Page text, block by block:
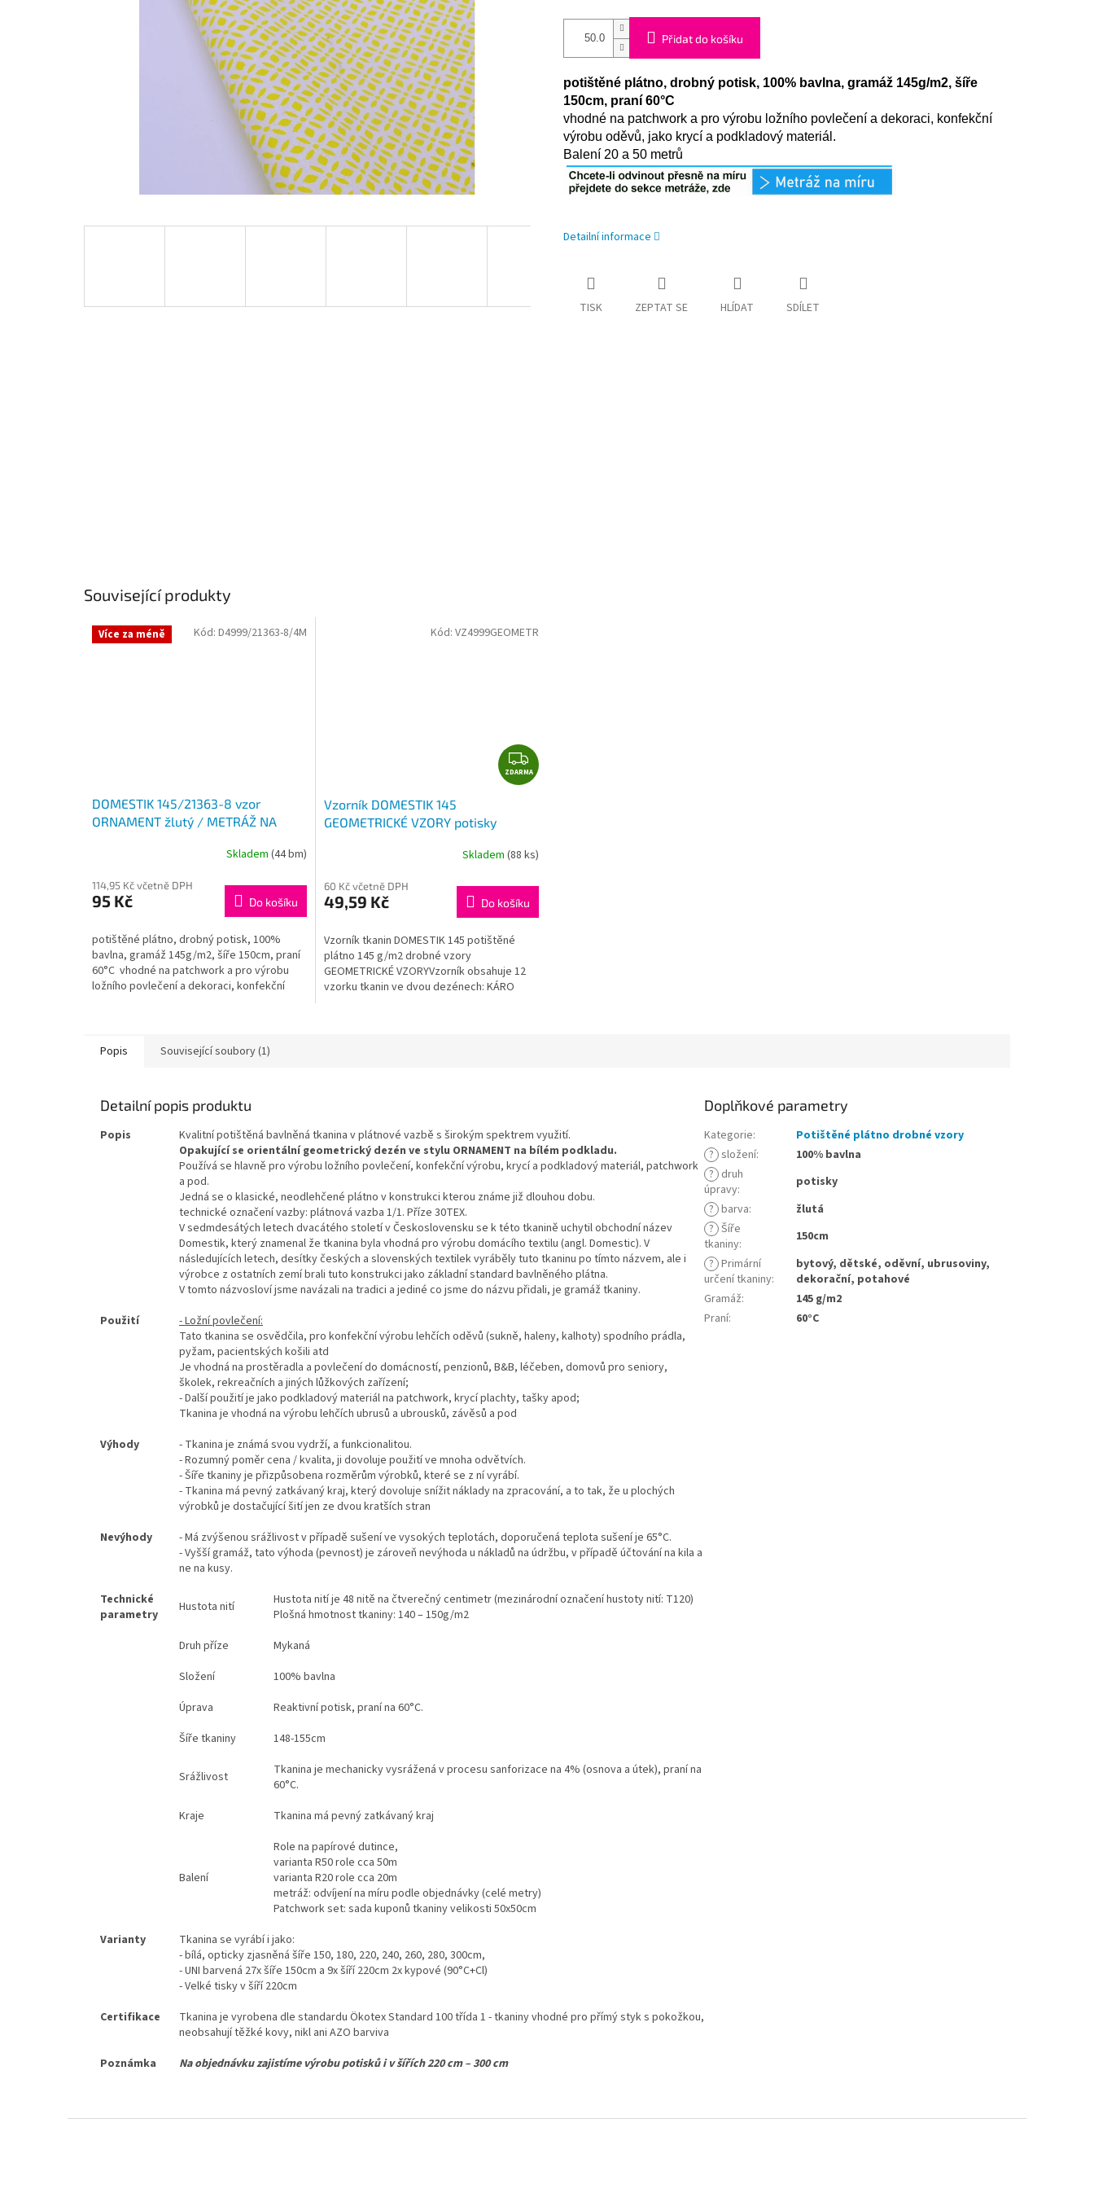
Přidat do košíku
potištěné plátno, drobný potisk, 100% bavlna, gramáž 145g/m2, šíře
150cm, praní 60°C
vhodné na patchwork a pro výrobu ložního povlečení a dekoraci, konfekční
výrobu oděvů, jako krycí a podkladový materiál.
Balení 20 a 50 metrů
Detailní informace
TISK ZEPTAT SE HLÍDAT SDÍLET
Související produkty
Více za méně
DOMESTIK 145/21363-8 vzor
ORNAMENT žlutý / METRÁŽ NA
Skladem (44 bm)
114,95 Kč včetně DPH
95 Kč Do košíku
potištěné plátno, drobný potisk, 100%
bavlna, gramáž 145g/m2, šíře 150cm, praní
60°C vhodné na patchwork a pro výrobu
ložního povlečení a dekoraci, konfekční
Kód: D4999/21363-8/4M
Z
D
A
ZDARMA
Vzorník DOMESTIK 145
GEOMETRICKÉ VZORY potisky
Skladem (88 ks)
60 Kč včetně DPH
49,59 Kč Do košíku
Vzorník tkanin DOMESTIK 145 potištěné
plátno 145 g/m2 drobné vzory
GEOMETRICKÉ VZORYVzorník obsahuje 12
vzorku tkanin ve dvou dezénech: KÁRO
Kód: VZ4999GEOMETR
Popis Související soubory (1)
Detailní popis produktu
Popis
Kvalitní potištěná bavlněná tkanina v plátnové vazbě s širokým spektrem využití.
Opakující se orientální geometrický dezén ve stylu ORNAMENT na bílém podkladu.
Používá se hlavně pro výrobu ložního povlečení, konfekční výrobu, krycí a podkladový materiál, patchwork
a pod.
Jedná se o klasické, neodlehčené plátno v konstrukci kterou známe již dlouhou dobu.
technické označení vazby: plátnová vazba 1/1. Příze 30TEX.
V sedmdesátých letech dvacátého století v Československu se k této tkanině uchytil obchodní název
Domestik, který znamenal že tkanina byla vhodná pro výrobu domácího textilu (angl. Domestic). V
následujících letech, desítky českých a slovenských textilek vyráběly tuto tkaninu po tímto názvem, ale i
výrobce z ostatních zemí brali tuto konstrukci jako základní standard bavlněného plátna.
V tomto názvosloví jsme navázali na tradici a jediné co jsme do názvu přidali, je gramáž tkaniny.
Použití
- Ložní povlečení:
Tato tkanina se osvědčila, pro konfekční výrobu lehčích oděvů (sukně, haleny, kalhoty) spodního prádla,
pyžam, pacientských košili atd
Je vhodná na prostěradla a povlečení do domácností, penzionů, B&B, léčeben, domovů pro seniory,
školek, rekreačních a jiných lůžkových zařízení;
- Další použití je jako podkladový materiál na patchwork, krycí plachty, tašky apod;
Tkanina je vhodná na výrobu lehčích ubrusů a ubrousků, závěsů a pod
Výhody
- Tkanina je známá svou vydrží, a funkcionalitou.
- Rozumný poměr cena / kvalita, ji dovoluje použití ve mnoha odvětvích.
- Šíře tkaniny je přizpůsobena rozměrům výrobků, které se z ní vyrábí.
- Tkanina má pevný zatkávaný kraj, který dovoluje snížit náklady na zpracování, a to tak, že u plochých
výrobků je dostačující šití jen ze dvou kratších stran
Nevýhody
- Má zvýšenou srážlivost v případě sušení ve vysokých teplotách, doporučená teplota sušení je 65°C.
- Vyšší gramáž, tato výhoda (pevnost) je zároveň nevýhoda u nákladů na údržbu, v případě účtování na kila a
ne na kusy.
Technické
parametry
Hustota nití
Hustota nití je 48 nitě na čtverečný centimetr (mezinárodní označení hustoty nití: T120)
Plošná hmotnost tkaniny: 140 – 150g/m2
Druh příze
Mykaná
Složení
100% bavlna
Úprava
Reaktivní potisk, praní na 60°C.
Šíře tkaniny
148-155cm
Srážlivost
Tkanina je mechanicky vysrážená v procesu sanforizace na 4% (osnova a útek), praní na
60°C.
Kraje
Tkanina má pevný zatkávaný kraj
Balení
Role na papírové dutince,
varianta R50 role cca 50m
varianta R20 role cca 20m
metráž: odvíjení na míru podle objednávky (celé metry)
Patchwork set: sada kuponů tkaniny velikosti 50x50cm
Varianty
Tkanina se vyrábí i jako:
- bílá, opticky zjasněná šíře 150, 180, 220, 240, 260, 280, 300cm,
- UNI barvená 27x šíře 150cm a 9x šíří 220cm 2x kypové (90°C+Cl)
- Velké tisky v šíří 220cm
Certifikace
Tkanina je vyrobena dle standardu Ökotex Standard 100 třída 1 - tkaniny vhodné pro přímý styk s pokožkou,
neobsahují těžké kovy, nikl ani AZO barviva
Poznámka
Na objednávku zajistíme výrobu potisků i v šířích 220 cm – 300 cm
Doplňkové parametry
Kategorie:
Potištěné plátno drobné vzory
? složení:
100% bavlna
? druh
úpravy:
potisky
? barva:
žlutá
? Šíře
tkaniny:
150cm
? Primární
určení tkaniny:
bytový, dětské, oděvní, ubrusoviny,
dekorační, potahové
Gramáž:
145 g/m2
Praní: 60°C